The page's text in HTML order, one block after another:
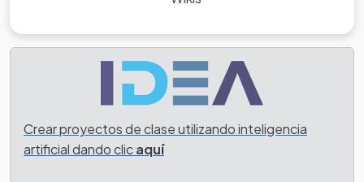
Crear proyectos de clase utilizando inteligencia
artificial dando clicaquí